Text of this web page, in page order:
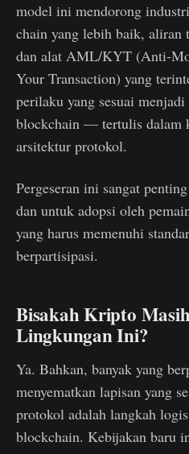
model ini mendorong
chain yang lebih baik, aliran
dan alat AML/KYT (Anti-
Your Transaction) yang
perilaku yang sesuai
blockchain — tertulis dalam
arsitektur protokol.
Pergeseran ini sangat
dan untuk adopsi oleh
yang harus memenuhi
berpartisipasi.
Bisakah Kripto
Lingkungan Ini?
Ya. Bahkan, banyak yang
menyematkan lapisan yang
protokol adalah langkah
blockchain. Kebijakan baru